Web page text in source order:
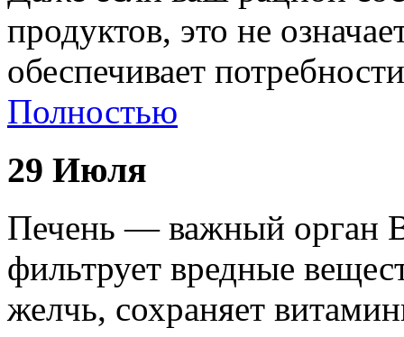
продуктов, это не
обеспечивает
Полностью
29 Июля
Печень — важный орган
фильтрует вредные
желчь, сохраняет